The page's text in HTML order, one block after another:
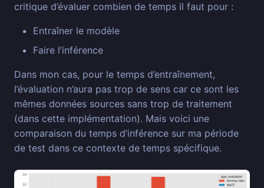
critique d’évaluer combien de temps il faut pour :
Entraîner le modèle
Faire l’inférence
Dans mon cas, pour le temps d’entraînement,
l’évaluation n’aura pas trop de sens car ce sont les
mêmes données sources sans trop de traitement
(dans cette implémentation). Mais voici une
comparaison du temps d’inférence sur ma période
de test dans ce contexte de temps spécifique.